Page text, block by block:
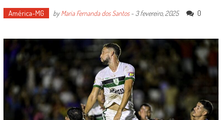
América-MG byMaria Fernanda dos Santos- 3 fevereiro, 2025 0